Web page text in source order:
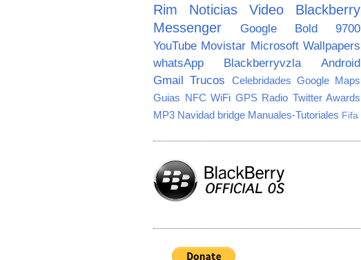
Rim
Noticias Video
Blackberry
Messenger
Google
Bold 9700
YouTube Movistar Microsoft Wallpapers
whatsApp
Blackberryvzla
Android
Gmail Trucos Celebridades Google Maps
Guias NFC WiFi GPS Radio Twitter Awards
MP3 Navidad bridge Manuales-Tutoriales Fifa